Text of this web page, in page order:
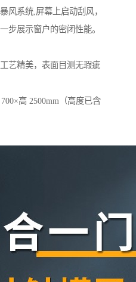
风系统,屏幕上启动刮风，
步展示窗户的密闭性能。
艺精美，表面目测无瑕疵
高 2500mm（高度已含